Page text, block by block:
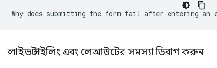
লাইভ স্টাইলিং এবং লেআউটের সমস্যা ডিবাগ করুন